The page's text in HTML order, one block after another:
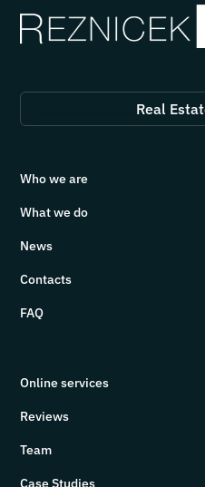
Real
Who we are
What we do
News
Contacts
FAQ
Online services
Reviews
Team